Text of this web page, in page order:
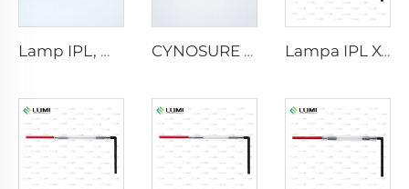
Lamp IPL, modhal 9-45-100 Sreang CYNOSURE E LITE + Lampa IPL Xenon P1421 – 7×45×90 mm